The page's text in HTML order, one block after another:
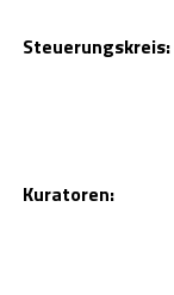
Steuerungskreis:
Kuratoren: